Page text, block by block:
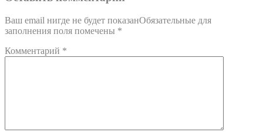
Ваш email нигде не будет показанОбязательные для
заполнения поля помечены *
Комментарий *